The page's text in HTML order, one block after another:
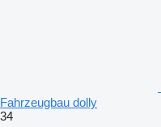
Fahrzeugbau dolly
34